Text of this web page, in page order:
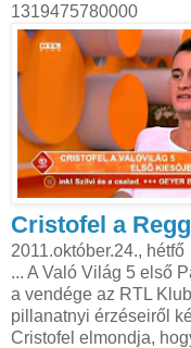
1319475780000
Cristofel a
2011.október.24., hétfő
... A Való Világ 5 első
a vendége az RTL
pillanatnyi érzéseiről
Cristofel elmondja,